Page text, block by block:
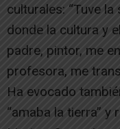
culturales: “Tuve
donde la cultura y
padre, pintor, me
profesora, me
Ha evocado
“amaba la tierra”